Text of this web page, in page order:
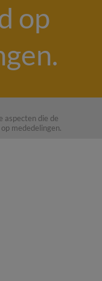
op
aspecten die de
mededelingen.